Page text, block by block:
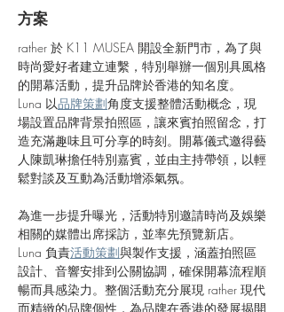
方案
rather 於 K11 MUSEA 開設全新門市，為了與
時尚愛好者建立連繫，特別舉辦一個別具風格
的開幕活動，提升品牌於香港的知名度。
Luna 以品牌策劃角度支援整體活動概念，現
場設置品牌背景拍照區，讓來賓拍照留念，打
造充滿趣味且可分享的時刻。開幕儀式邀得藝
人陳凱琳擔任特別嘉賓，並由主持帶領，以輕
鬆對談及互動為活動增添氣氛。
為進一步提升曝光，活動特別邀請時尚及娛樂
相關的媒體出席採訪，並率先預覽新店。
Luna 負責活動策劃與製作支援，涵蓋拍照區
設計、音響安排到公關協調，確保開幕流程順
暢而具感染力。整個活動充分展現 rather 現代
而精緻的品牌個性，為品牌在香港的發展揭開